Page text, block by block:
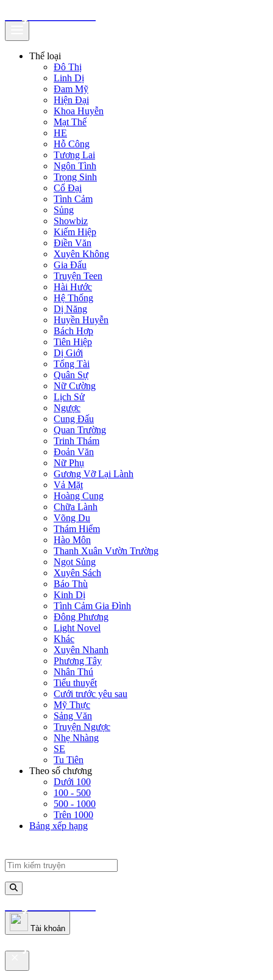
Thể loại
Đô Thị
Linh Dị
Đam Mỹ
Hiện Đại
Khoa Huyễn
Mạt Thế
HE
Hỗ Công
Tương Lai
Ngôn Tình
Trọng Sinh
Cổ Đại
Tình Cảm
Sủng
Showbiz
Kiếm Hiệp
Điền Văn
Xuyên Không
Gia Đấu
Truyện Teen
Hài Hước
Hệ Thống
Dị Năng
Huyền Huyễn
Bách Hợp
Tiên Hiệp
Dị Giới
Tổng Tài
Quân Sự
Nữ Cường
Lịch Sử
Ngược
Cung Đấu
Quan Trường
Trinh Thám
Đoản Văn
Nữ Phụ
Gương Vỡ Lại Lành
Vả Mặt
Hoàng Cung
Chữa Lành
Võng Du
Thám Hiểm
Hào Môn
Thanh Xuân Vườn Trường
Ngọt Sủng
Xuyên Sách
Báo Thù
Kinh Dị
Tình Cảm Gia Đình
Đông Phương
Light Novel
Khác
Xuyên Nhanh
Phương Tây
Nhân Thú
Tiểu thuyết
Cưới trước yêu sau
Mỹ Thực
Sảng Văn
Truyện Ngược
Nhẹ Nhàng
SE
Tu Tiên
Theo số chương
Dưới 100
100 - 500
500 - 1000
Trên 1000
Bảng xếp hạng
truyenfullz.com
Tài khoản
truyenfullz.com